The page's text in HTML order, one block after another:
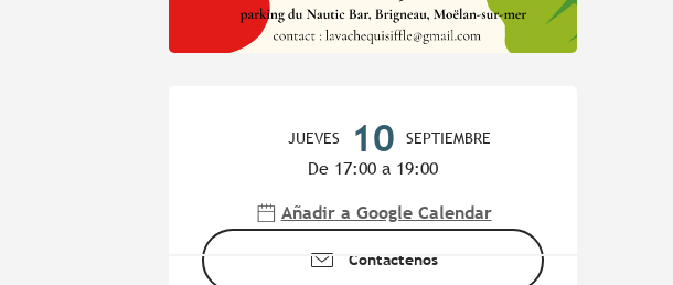
JUEVES 10 SEPTIEMBRE
De 17:00 a 19:00
Añadir a Google Calendar
Contáctenos